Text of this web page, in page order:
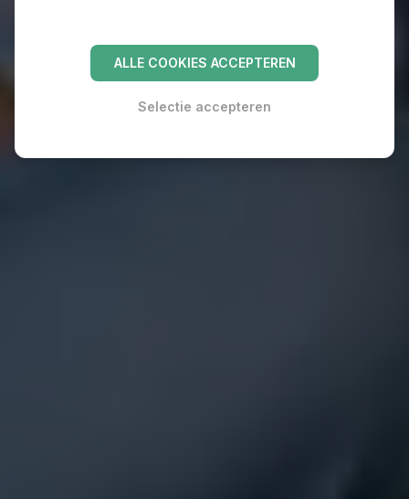
ALLE COOKIES ACCEPTEREN
Selectie accepteren